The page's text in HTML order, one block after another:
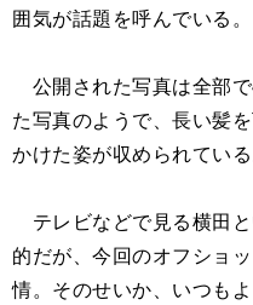
囲気が話題を呼んでいる。
公開された写真は全部
た写真のようで、長い髪
かけた姿が収められている
テレビなどで見る横田
的だが、今回のオフショ
情。そのせいか、いつも